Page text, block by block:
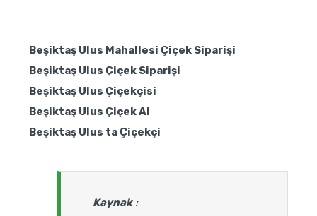
Beşiktaş Ulus Mahallesi Çiçek Siparişi
Beşiktaş Ulus Çiçek Siparişi
Beşiktaş Ulus Çiçekçisi
Beşiktaş Ulus Çiçek Al
Beşiktaş Ulus ta Çiçekçi
Kaynak: